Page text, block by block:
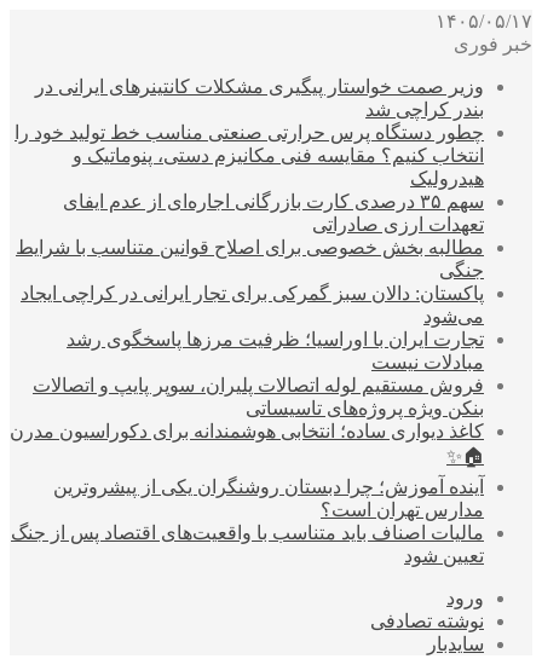
۱۴۰۵/۰۵/۱۷
خبر فوری
وزیر صمت خواستار پیگیری مشکلات کانتینرهای ایرانی در
بندر کراچی شد
چطور دستگاه پرس حرارتی صنعتی مناسب خط تولید خود را
انتخاب کنیم؟ مقایسه فنی مکانیزم دستی، پنوماتیک و
هیدرولیک
سهم ۳۵ درصدی کارت بازرگانی اجاره‌ای از عدم ایفای
تعهدات ارزی صادراتی
مطالبه بخش خصوصی برای اصلاح قوانین متناسب با شرایط
جنگی
پاکستان: دالان سبز گمرکی برای تجار ایرانی در کراچی ایجاد
می‌شود
تجارت ایران با اوراسیا؛ ظرفیت مرزها پاسخگوی رشد
مبادلات نیست
فروش مستقیم لوله اتصالات پلیران، سوپر پایپ و اتصالات
بنکن ویژه پروژه‌های تاسیساتی
کاغذ دیواری ساده؛ انتخابی هوشمندانه برای دکوراسیون مدرن
🏠✨
آینده آموزش؛ چرا دبستان روشنگران یکی از پیشروترین
مدارس تهران است؟
مالیات اصناف باید متناسب با واقعیت‌های اقتصاد پس از جنگ
تعیین شود
ورود
نوشته تصادفی
سایدبار